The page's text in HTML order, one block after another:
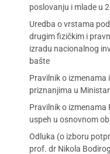
poslovanju i mlade u
Uredba o vrstama
drugim fizičkim i
izradu nacionalnog
bašte
Pravilnik o
priznanjima u
Pravilnik o izmenama
uspeh u osnovnom
Odluka (o izboru
prof. dr Nikola